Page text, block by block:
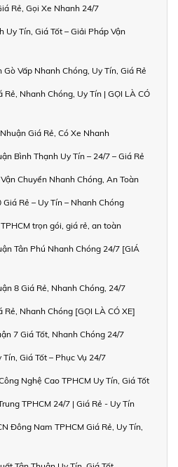
Rẻ, Gọi Xe Nhanh 24/7
Uy Tín, Giá Tốt – Giải Pháp Vận
Vấp Nhanh Chóng, Uy Tín, Giá Rẻ
Rẻ, Nhanh Chóng, Uy Tín | GỌI LÀ CÓ
Giá Rẻ, Có Xe Nhanh
Bình Thạnh Uy Tín – 24/7 – Giá Rẻ
Chuyển Nhanh Chóng, An Toàn
Rẻ – Uy Tín – Nhanh Chóng
trọn gói, giá rẻ, an toàn
Tân Phú Nhanh Chóng 24/7 [GIÁ
8 Giá Rẻ, Nhanh Chóng, 24/7
Rẻ, Nhanh Chóng [GỌI LÀ CÓ XE]
7 Giá Tốt, Nhanh Chóng 24/7
Giá Tốt – Phục Vụ 24/7
Nghệ Cao TPHCM Uy Tín, Giá Tốt
TPHCM 24/7 | Giá Rẻ - Uy Tín
Đông Nam TPHCM Giá Rẻ, Uy Tín,